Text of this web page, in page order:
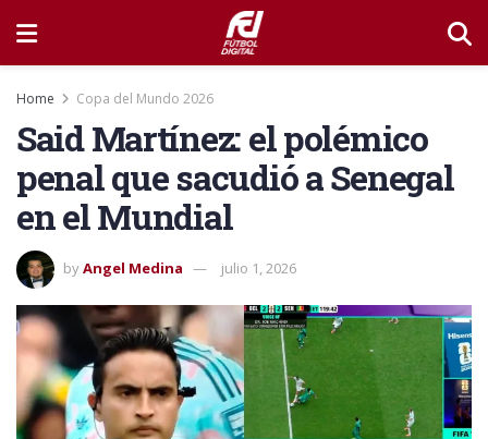
Home Copa del Mundo 2026
Said Martínez: el polémico
penal que sacudió a Senegal
en el Mundial
byAngel Medina julio 1, 2026